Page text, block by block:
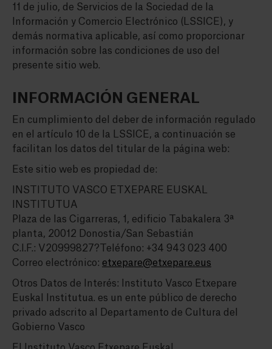
11 de julio, de Servicios de la Sociedad de la
Información y Comercio Electrónico (LSSICE), y
demás normativa aplicable, así como proporcionar
información sobre las condiciones de uso del
presente sitio web.
INFORMACIÓN GENERAL
En cumplimiento del deber de información regulado
en el artículo 10 de la LSSICE, a continuación se
facilitan los datos del titular de la página web:
Este sitio web es propiedad de:
INSTITUTO VASCO ETXEPARE EUSKAL
INSTITUTUA
Plaza de las Cigarreras, 1, edificio Tabakalera 3ª
planta, 20012 Donostia/San Sebastián
C.I.F.: V20999827?Teléfono: +34 943 023 400
Correo electrónico: etxepare@etxepare.eus
Otros Datos de Interés: Instituto Vasco Etxepare
Euskal Institutua. es un ente público de derecho
privado adscrito al Departamento de Cultura del
Gobierno Vasco